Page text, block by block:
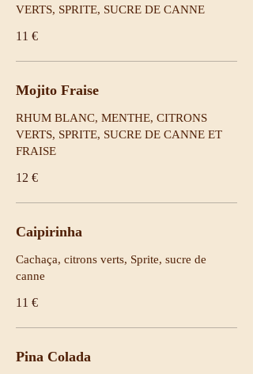
VERTS, SPRITE, SUCRE DE CANNE
11 €
Mojito Fraise
RHUM BLANC, MENTHE, CITRONS
VERTS, SPRITE, SUCRE DE CANNE ET
FRAISE
12 €
Caipirinha
Cachaça, citrons verts, Sprite, sucre de
canne
11 €
Pina Colada